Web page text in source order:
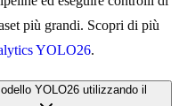
più grandi. Scopri di più
YOLO26.
YOLO26 utilizzando il